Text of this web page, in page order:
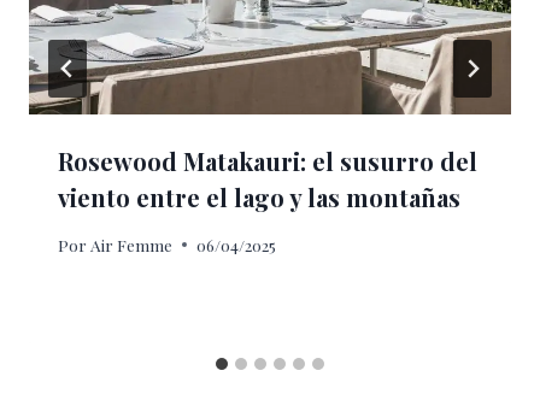
Rosewood Matakauri: el susurro del
viento entre el lago y las montañas
Por Air Femme 06/04/2025